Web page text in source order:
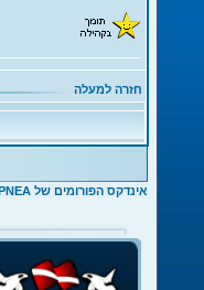
חזרה למעלה
אינדקס הפורומים של APNEA